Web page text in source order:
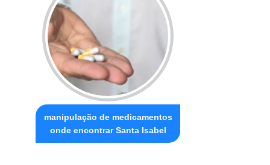
manipulação de medicamentos
onde encontrar Santa Isabel